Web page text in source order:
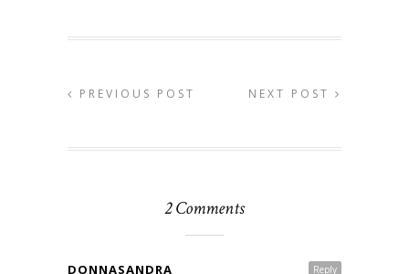
PREVIOUS POST NEXT POST
2 Comments
Reply
DONNASANDRA